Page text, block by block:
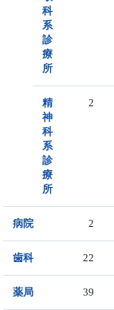
科
系
診
療
所
精
神
科
系
診
療
所
2
病院 2
歯科 22
薬局 39